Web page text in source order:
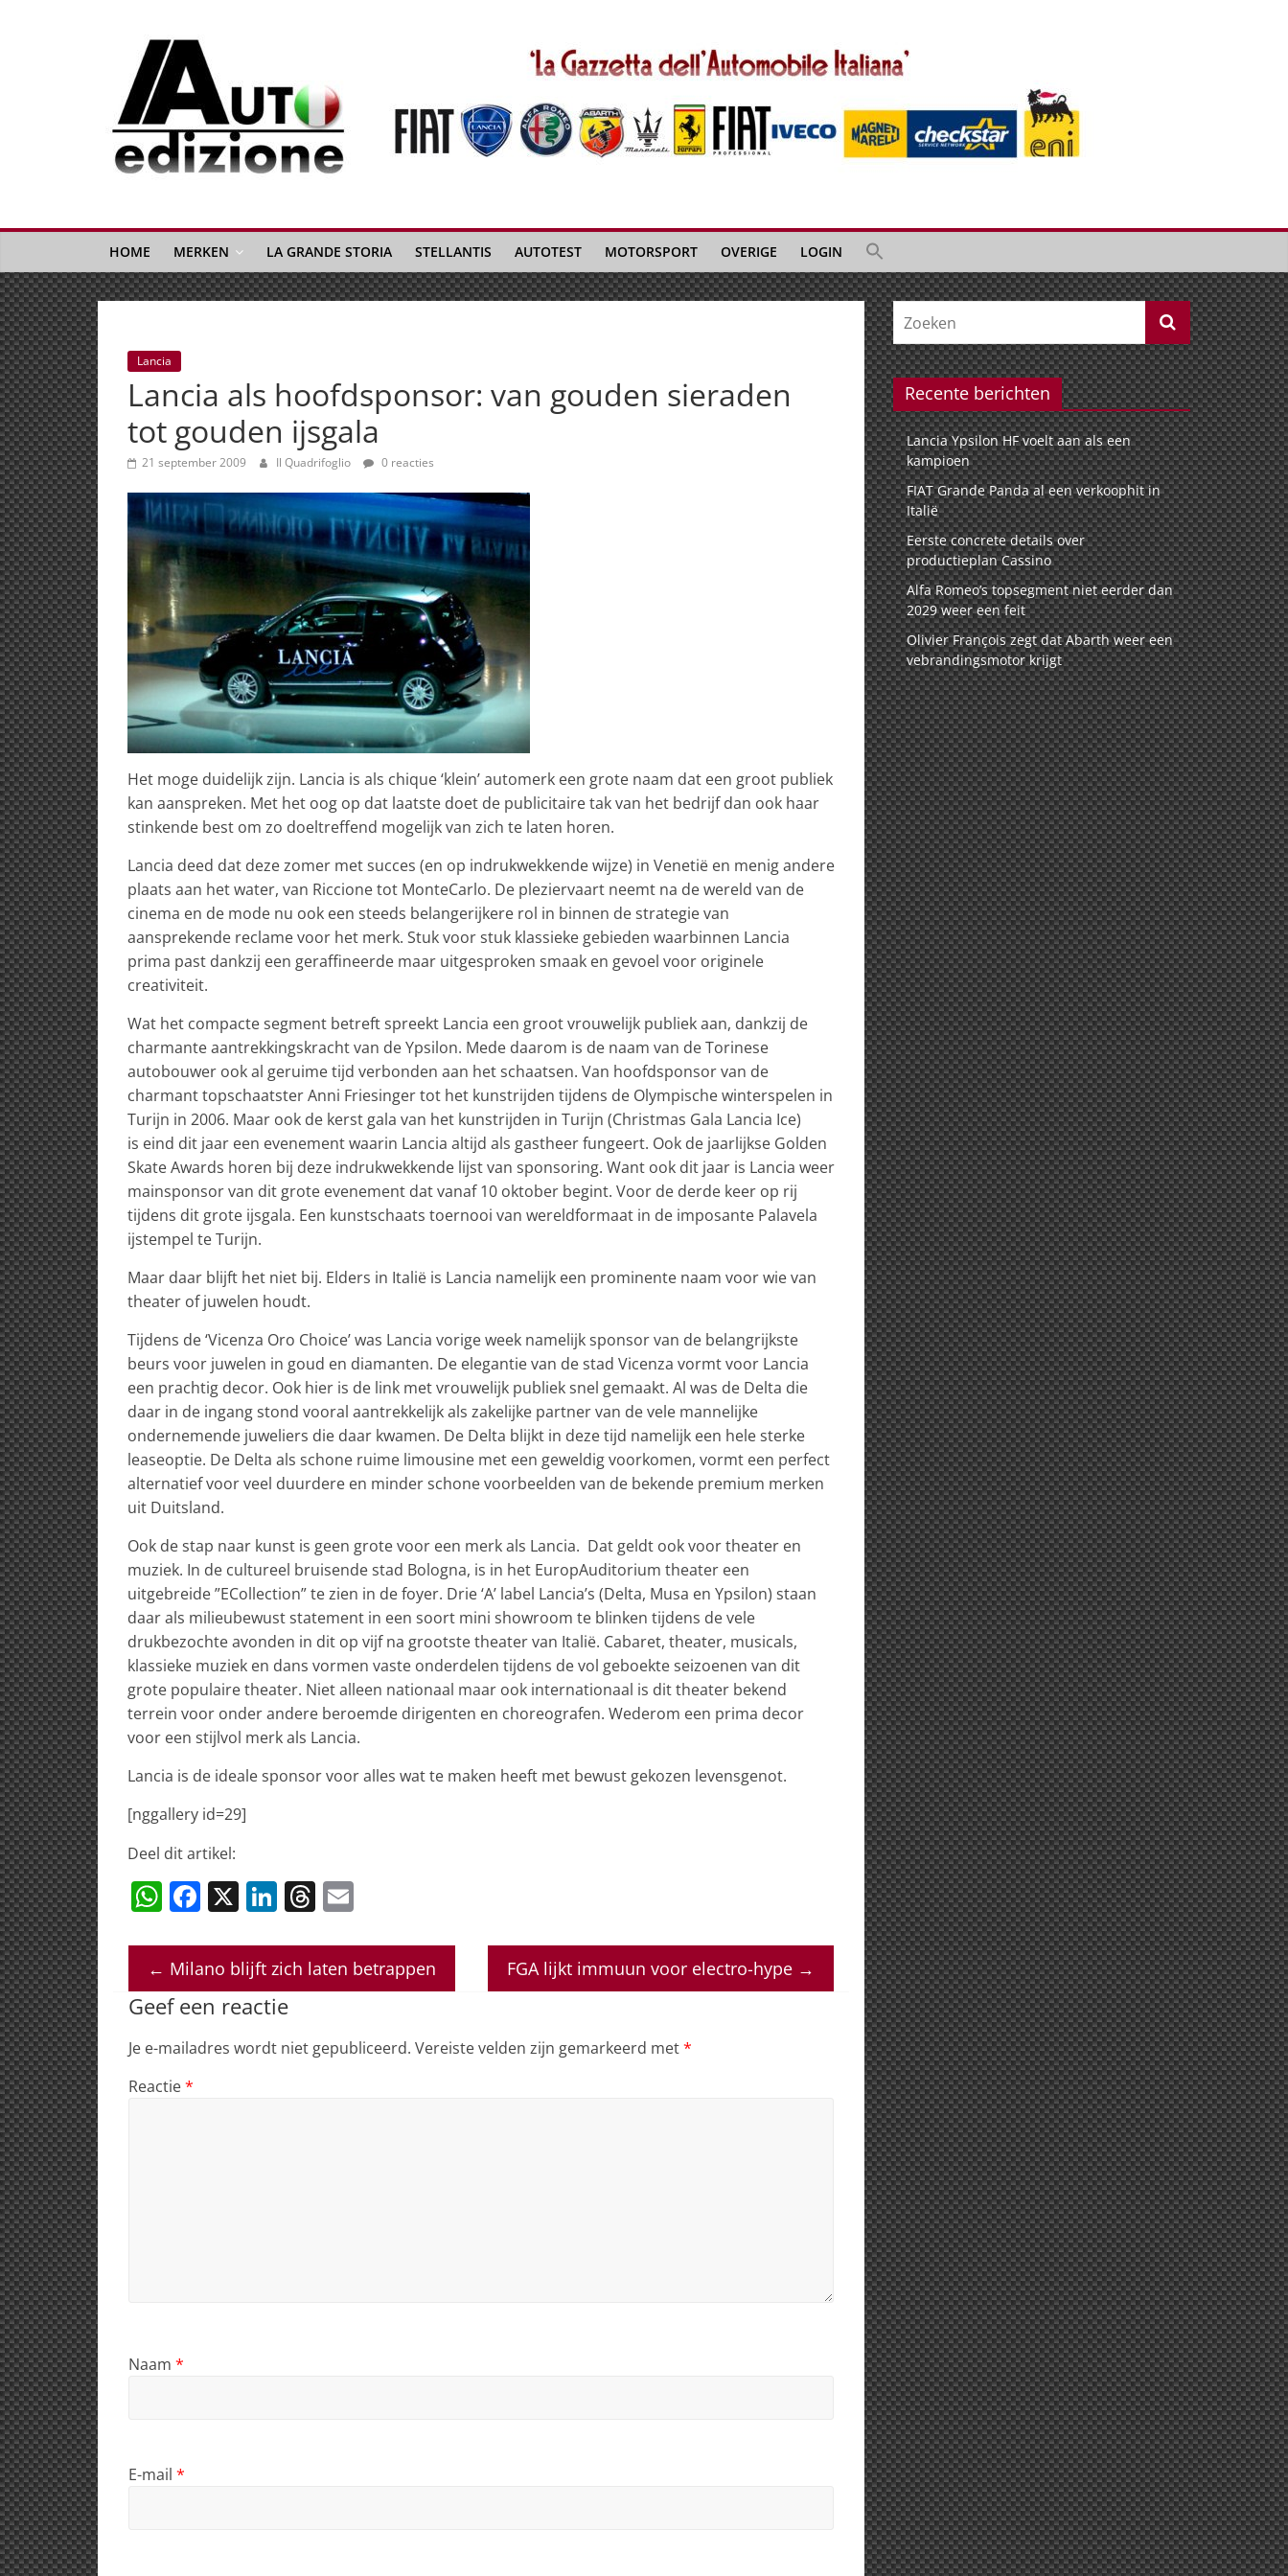
Auto
Edizione
La
Gazetta
dell'Automobile
Italiana
|
Italiaans
autonieuws
&
lifestyle
HOME MERKEN LA GRANDE STORIA STELLANTIS AUTOTEST MOTORSPORT OVERIGE LOGIN
Lancia
Lancia als hoofdsponsor: van gouden sieraden
tot gouden ijsgala
21 september 2009 Il Quadrifoglio 0 reacties
Het moge duidelijk zijn. Lancia is als chique ‘klein’ automerk een grote naam dat een groot publiek
kan aanspreken. Met het oog op dat laatste doet de publicitaire tak van het bedrijf dan ook haar
stinkende best om zo doeltreffend mogelijk van zich te laten horen.
Lancia deed dat deze zomer met succes (en op indrukwekkende wijze) in Venetië en menig andere
plaats aan het water, van Riccione tot MonteCarlo. De pleziervaart neemt na de wereld van de
cinema en de mode nu ook een steeds belangerijkere rol in binnen de strategie van
aansprekende reclame voor het merk. Stuk voor stuk klassieke gebieden waarbinnen Lancia
prima past dankzij een geraffineerde maar uitgesproken smaak en gevoel voor originele
creativiteit.
Wat het compacte segment betreft spreekt Lancia een groot vrouwelijk publiek aan, dankzij de
charmante aantrekkingskracht van de Ypsilon. Mede daarom is de naam van de Torinese
autobouwer ook al geruime tijd verbonden aan het schaatsen. Van hoofdsponsor van de
charmant topschaatster Anni Friesinger tot het kunstrijden tijdens de Olympische winterspelen in
Turijn in 2006. Maar ook de kerst gala van het kunstrijden in Turijn (Christmas Gala Lancia Ice)
is eind dit jaar een evenement waarin Lancia altijd als gastheer fungeert. Ook de jaarlijkse Golden
Skate Awards horen bij deze indrukwekkende lijst van sponsoring. Want ook dit jaar is Lancia weer
mainsponsor van dit grote evenement dat vanaf 10 oktober begint. Voor de derde keer op rij
tijdens dit grote ijsgala. Een kunstschaats toernooi van wereldformaat in de imposante Palavela
ijstempel te Turijn.
Maar daar blijft het niet bij. Elders in Italië is Lancia namelijk een prominente naam voor wie van
theater of juwelen houdt.
Tijdens de ‘Vicenza Oro Choice’ was Lancia vorige week namelijk sponsor van de belangrijkste
beurs voor juwelen in goud en diamanten. De elegantie van de stad Vicenza vormt voor Lancia
een prachtig decor. Ook hier is de link met vrouwelijk publiek snel gemaakt. Al was de Delta die
daar in de ingang stond vooral aantrekkelijk als zakelijke partner van de vele mannelijke
ondernemende juweliers die daar kwamen. De Delta blijkt in deze tijd namelijk een hele sterke
leaseoptie. De Delta als schone ruime limousine met een geweldig voorkomen, vormt een perfect
alternatief voor veel duurdere en minder schone voorbeelden van de bekende premium merken
uit Duitsland.
Ook de stap naar kunst is geen grote voor een merk als Lancia. Dat geldt ook voor theater en
muziek. In de cultureel bruisende stad Bologna, is in het EuropAuditorium theater een
uitgebreide ”ECollection” te zien in de foyer. Drie ‘A’ label Lancia’s (Delta, Musa en Ypsilon) staan
daar als milieubewust statement in een soort mini showroom te blinken tijdens de vele
drukbezochte avonden in dit op vijf na grootste theater van Italië. Cabaret, theater, musicals,
klassieke muziek en dans vormen vaste onderdelen tijdens de vol geboekte seizoenen van dit
grote populaire theater. Niet alleen nationaal maar ook internationaal is dit theater bekend
terrein voor onder andere beroemde dirigenten en choreografen. Wederom een prima decor
voor een stijlvol merk als Lancia.
Lancia is de ideale sponsor voor alles wat te maken heeft met bewust gekozen levensgenot.
[nggallery id=29]
Deel dit artikel:
W
at
s
A
p
p
F
c
e
b
o
X Li
k
e
dI
n
T
re
a
s
ai
l
← Milano blijft zich laten betrappen FGA lijkt immuun voor electro-hype →
Geef een reactie
Je e-mailadres wordt niet gepubliceerd. Vereiste velden zijn gemarkeerd met*
Reactie*
Naam *
E-mail *
Recente berichten
Lancia Ypsilon HF voelt aan als een
kampioen
FIAT Grande Panda al een verkoophit in
Italië
Eerste concrete details over
productieplan Cassino
Alfa Romeo’s topsegment niet eerder dan
2029 weer een feit
Olivier François zegt dat Abarth weer een
vebrandingsmotor krijgt